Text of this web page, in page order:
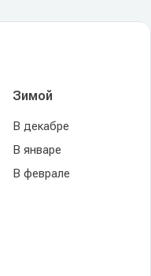
Зимой
В декабре
В январе
В феврале